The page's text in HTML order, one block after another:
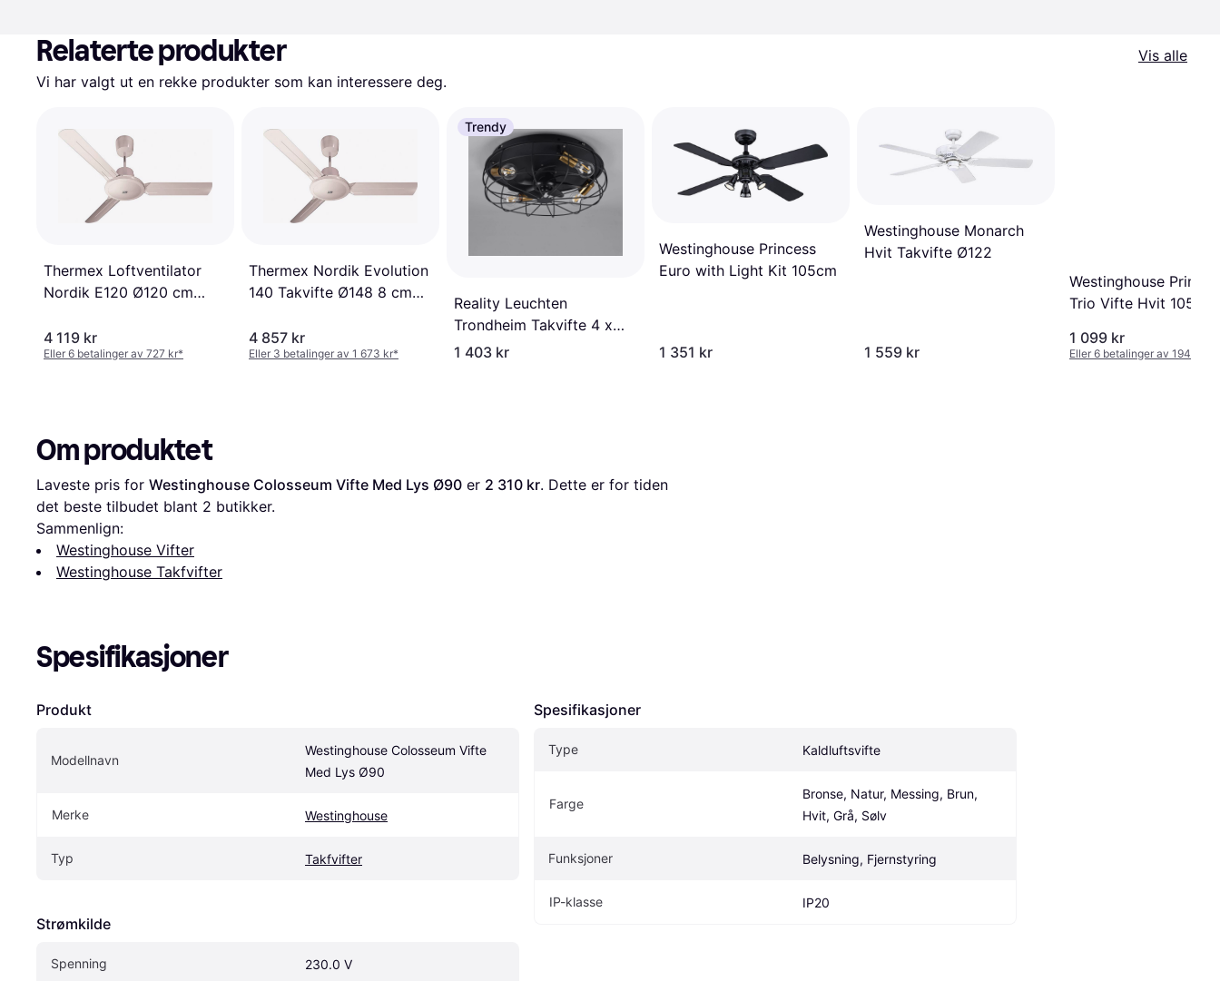
Relaterte produkter
Vis alle
Vi har valgt ut en rekke produkter som kan interessere deg.
Thermex Loftventilator
Nordik E120 Ø120 cm
4 119 kr
Eller 6 betalinger av 727 kr*
Thermex Nordik Evolution
140 Takvifte Ø148 8 cm
4 857 kr
Eller 3 betalinger av 1 673 kr*
Trendy
Reality Leuchten
Trondheim Takvifte 4 x
E27 Svart
1 403 kr
Westinghouse Princess
Euro with Light Kit 105cm
1 351 kr
Westinghouse Monarch
Hvit Takvifte Ø122
1 559 kr
Westinghouse
Trio Vifte Hvit 105 cm
1 099 kr
Eller 6 betalinger av 194 kr
Om produktet
Laveste pris for Westinghouse Colosseum Vifte Med Lys Ø90 er 2 310 kr. Dette er for tiden
det beste tilbudet blant 2 butikker.
Sammenlign:
Westinghouse Vifter
Westinghouse Takfvifter
Spesifikasjoner
Produkt
Modellnavn
Westinghouse Colosseum Vifte
Med Lys Ø90
Merke Westinghouse
Typ Takfvifter
Strømkilde
Spenning 230.0 V
Spesifikasjoner
Type Kaldluftsvifte
Farge
Bronse, Natur, Messing, Brun,
Hvit, Grå, Sølv
Funksjoner Belysning, Fjernstyring
IP-klasse IP20